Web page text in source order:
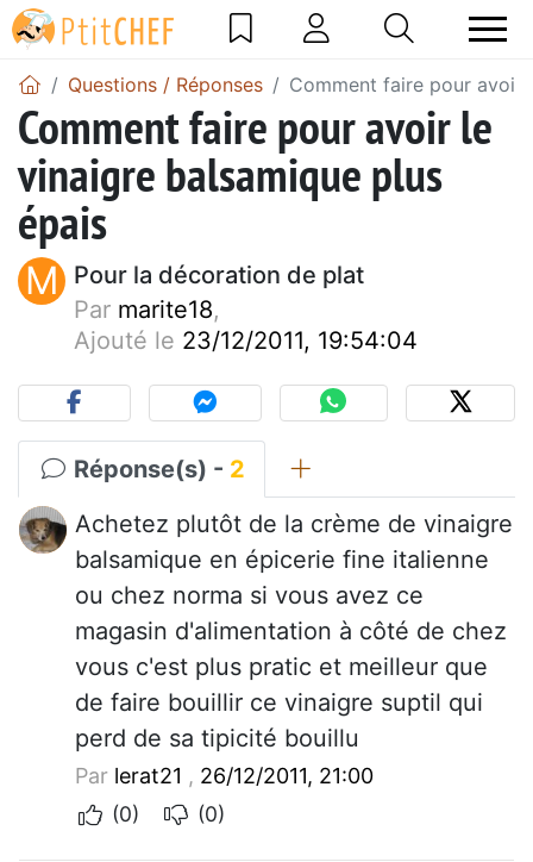
Questions / Réponses Comment faire pour avoir
Comment faire pour avoir le
vinaigre balsamique plus
épais
M Pour la décoration de plat
Par marite18,
Ajouté le 23/12/2011, 19:54:04
Réponse(s) - 2
Achetez plutôt de la crème de vinaigre
balsamique en épicerie fine italienne
ou chez norma si vous avez ce
magasin d'alimentation à côté de chez
vous c'est plus pratic et meilleur que
de faire bouillir ce vinaigre suptil qui
perd de sa tipicité bouillu
Par lerat21 , 26/12/2011, 21:00
(0)
(0)